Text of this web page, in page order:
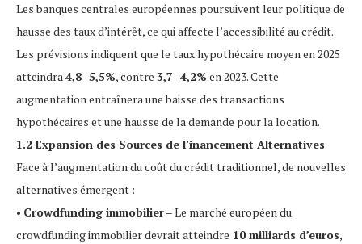
Les banques centrales européennes poursuivent leur politique de
hausse des taux d’intérêt, ce qui affecte l’accessibilité au crédit.
Les prévisions indiquent que le taux hypothécaire moyen en 2025
atteindra4,8–5,5%, contre 3,7–4,2% en 2023. Cette
augmentation entraînera une baisse des transactions
hypothécaires et une hausse de la demande pour la location.
1.2 Expansion des Sources de Financement Alternatives
Face à l’augmentation du coût du crédit traditionnel, de nouvelles
alternatives émergent :
• Crowdfunding immobilier– Le marché européen du
crowdfunding immobilier devrait atteindre 10 milliards d’euros,